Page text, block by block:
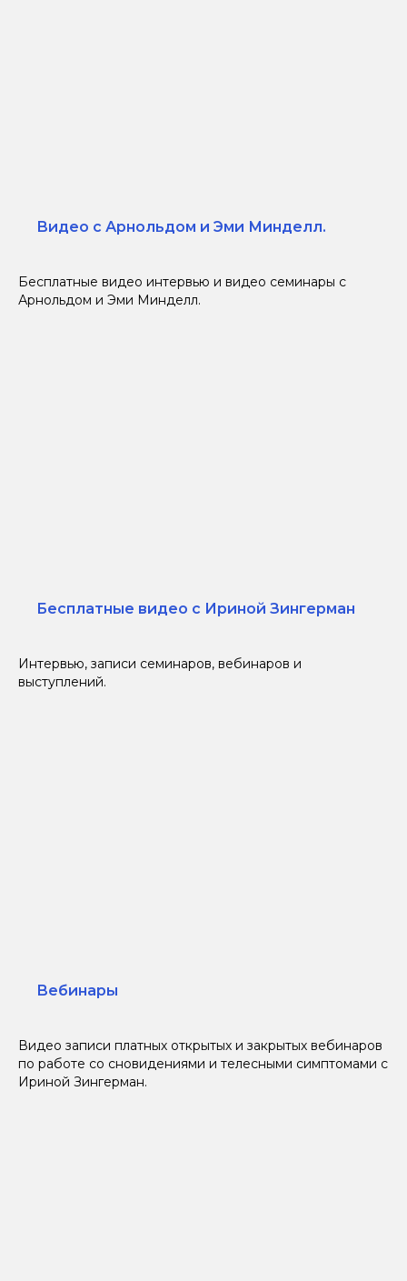
Видео с Арнольдом и Эми Минделл.
Бесплатные видео интервью и видео семинары с
Арнольдом и Эми Минделл.
Бесплатные видео с Ириной Зингерман
Интервью, записи семинаров, вебинаров и
выступлений.
Вебинары
Видео записи платных открытых и закрытых вебинаров
по работе со сновидениями и телесными симптомами с
Ириной Зингерман.